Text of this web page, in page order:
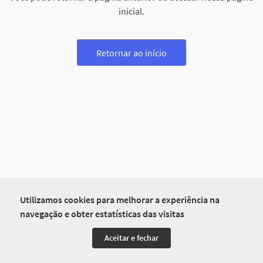
Utilizamos cookies para melhorar a experiência na
navegação e obter estatísticas das visitas
Aceitar e fechar
inicial.
Retornar ao início